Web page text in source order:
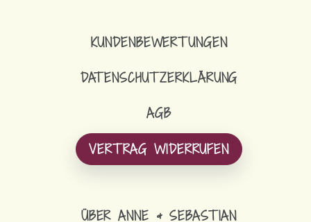
KUNDENBEWERTUNGEN
DATENSCHUTZERKLÄRUNG
AGB
VERTRAG WIDERRUFEN
ÜBER ANNE & SEBASTIAN